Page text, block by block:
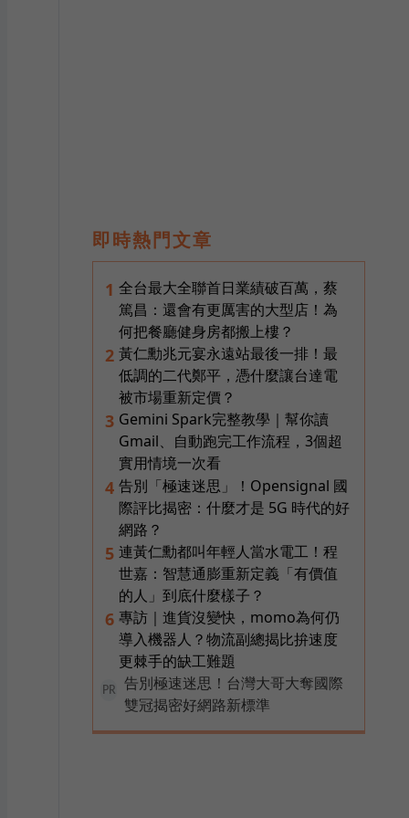
即時熱門文章
1 全台最大全聯首日業績破百萬，蔡
篤昌：還會有更厲害的大型店！為
何把餐廳健身房都搬上樓？
2 黃仁勳兆元宴永遠站最後一排！最
低調的二代鄭平，憑什麼讓台達電
被市場重新定價？
3 Gemini Spark完整教學｜幫你讀
Gmail、自動跑完工作流程，3個超
實用情境一次看
4 告別「極速迷思」！Opensignal 國
際評比揭密：什麼才是 5G 時代的好
網路？
5 連黃仁勳都叫年輕人當水電工！程
世嘉：智慧通膨重新定義「有價值
的人」到底什麼樣子？
6 專訪｜進貨沒變快，momo為何仍
導入機器人？物流副總揭比拚速度
更棘手的缺工難題
PR
告別極速迷思！台灣大哥大奪國際
雙冠揭密好網路新標準